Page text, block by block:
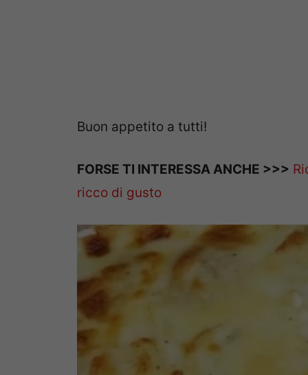
Buon appetito a tutti!
FORSE TI INTERESSA ANCHE >>>
ricco di gusto